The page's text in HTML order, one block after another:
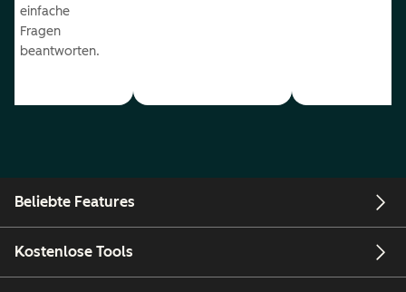
einfache
Fragen
beantworten.
Beliebte Features
Kostenlose Tools